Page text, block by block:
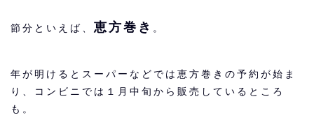
節分といえば、 恵方巻き 。
年が明けるとスーパーなどでは恵方巻きの予約が始ま
り、コンビニでは１月中旬から販売しているところ
も。